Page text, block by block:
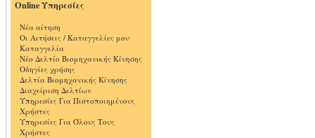
Online Υπηρεσίες
Νέα αίτηση
Οι Αιτήσεις / Καταγγελίες μου
Καταγγελία
Νέο Δελτίο Βιομηχανικής Κίνησης
Οδηγίες χρήσης
Δελτία Βιομηχανικής Κίνησης
Διαχείριση Δελτίων
Υπηρεσίες Για Πιστοποιημένους
Χρήστες
Υπηρεσίες Για Όλους Τους
Χρήστες